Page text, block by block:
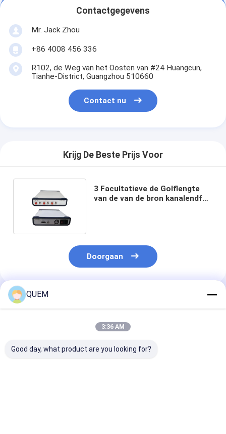
Contactgegevens
Mr. Jack Zhou
+86 4008 456 336
R102, de Weg van het Oosten van #24 Huangcun,
Tianhe-District, Guangzhou 510660
Contact nu
Krijg De Beste Prijs Voor
3 Facultatieve de Golflengte
van de van de bron kanalendfb
Doorgaan
Geadviseerde Producten
QUEM
3:36 AM
Good day, what product are you looking for?